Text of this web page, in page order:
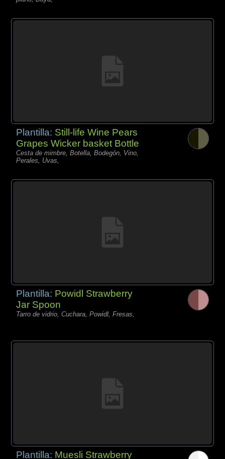
Plantilla: Still-life Wine Pears
Grapes Wicker basket Bottle
Cesta de mimbre, Botella, Bodegón, Vino,
Perales, Uvas,
Plantilla: Powidl Strawberry
Jar Spoon
Tarro de vidrio, Cuchara, Powidl, Fresas,
Plantilla: Muesli Strawberry